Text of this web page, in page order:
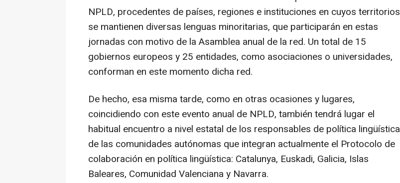
NPLD, procedentes de países, regiones e instituciones en cuyos territorios
se mantienen diversas lenguas minoritarias, que participarán en estas
jornadas con motivo de la Asamblea anual de la red. Un total de 15
gobiernos europeos y 25 entidades, como asociaciones o universidades,
conforman en este momento dicha red.
De hecho, esa misma tarde, como en otras ocasiones y lugares,
coincidiendo con este evento anual de NPLD, también tendrá lugar el
habitual encuentro a nivel estatal de los responsables de política lingüística
de las comunidades autónomas que integran actualmente el Protocolo de
colaboración en política lingüística: Catalunya, Euskadi, Galicia, Islas
Baleares, Comunidad Valenciana y Navarra.